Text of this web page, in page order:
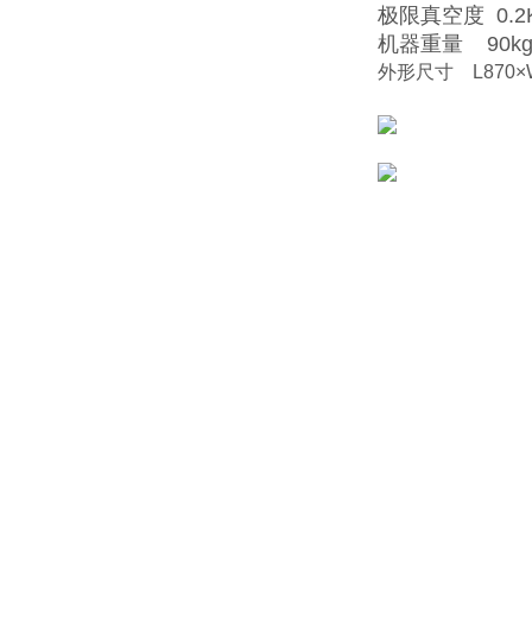
极限真空度
机器重量 90kg
外形尺寸